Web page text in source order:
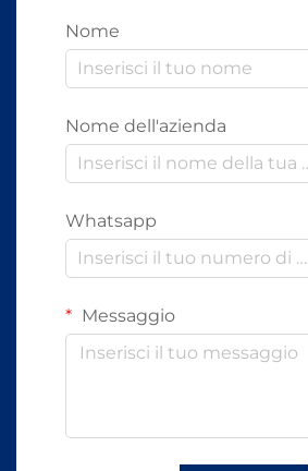
Nome
Nome dell'azienda
Whatsapp
Messaggio